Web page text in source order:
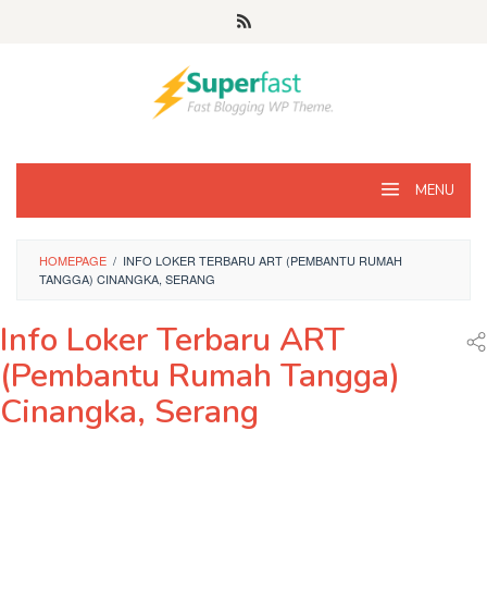
MENU
HOMEPAGE / INFO LOKER TERBARU ART (PEMBANTU RUMAH
TANGGA) CINANGKA, SERANG
Info Loker Terbaru ART
(Pembantu Rumah Tangga)
Cinangka, Serang